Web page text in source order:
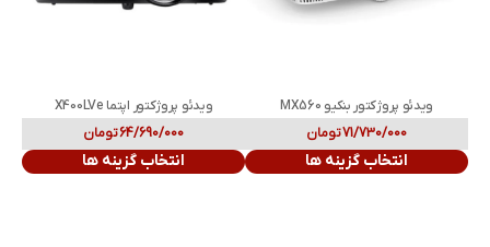
ویدئو پروژکتور بنکیو MX560
71/730/000تومان
انتخاب گزینه ها
ویدئو پروژکتور اپتما X400LVe
64/690/000تومان
انتخاب گزینه ها